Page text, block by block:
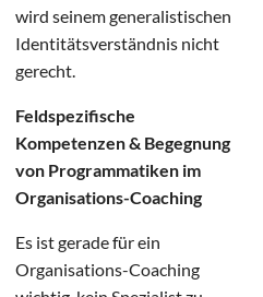
wird seinem generalistischen
Identitätsverständnis nicht
gerecht.
Feldspezifische
Kompetenzen & Begegnung
von Programmatiken im
Organisations-Coaching
Es ist gerade für ein
Organisations-Coaching